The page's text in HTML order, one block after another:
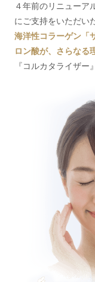
４年前のリニューア
にご支持をいただい
海洋性コラーゲン「
ロン酸が、さらなる
『コルカタライザー